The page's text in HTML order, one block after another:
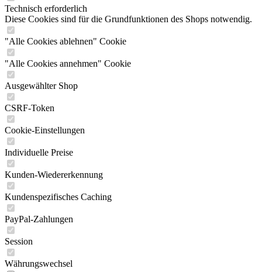
Technisch erforderlich
Diese Cookies sind für die Grundfunktionen des Shops notwendig.
"Alle Cookies ablehnen" Cookie
"Alle Cookies annehmen" Cookie
Ausgewählter Shop
CSRF-Token
Cookie-Einstellungen
Individuelle Preise
Kunden-Wiedererkennung
Kundenspezifisches Caching
PayPal-Zahlungen
Session
Währungswechsel